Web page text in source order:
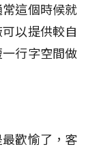
這個時候就
以提供較自
行字空間做
歡愉了，客